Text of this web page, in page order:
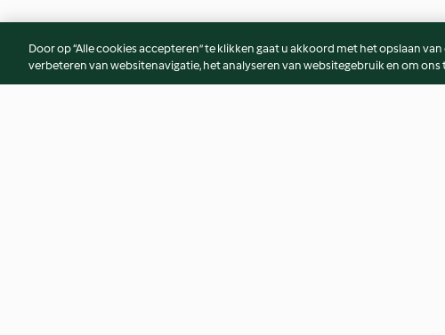
Door op “Alle cookies accepteren” te klikken gaat u akkoord met het opslaan
verbeteren van websitenavigatie, het analyseren van websitegebruik en om